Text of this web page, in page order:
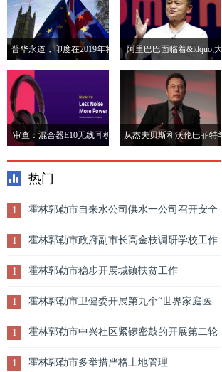
价上涨6％
普华永道，印度在2019年将
在2019年在全球经济排名中
阿里巴巴面临着&ldquo;大
挑战&rdquo;，因为杰克马
杰克马杰克
审查：混合器E10无线耳机 从杰夫贝斯和沃伦巴菲特学
热门
1 霍林郭勒市自来水公司供水一公司召开安全
教育培训会
1 霍林郭勒市政府副市长高金枝调研学校工作
1 霍林郭勒市稳步开展城镇扶贫工作
1 霍林郭勒市卫健委开展第九个“世界家庭医
生日”宣传活动
1 霍林郭勒市中兴社区紧锣密鼓的开展第二轮
疫情防控排查工作
1 霍林郭勒市多举措严格土地管理